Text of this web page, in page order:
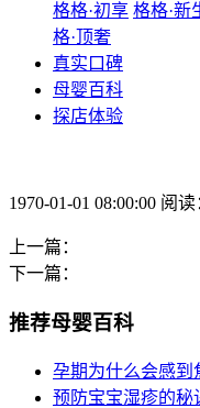
格格·初享 格格·新
格·顶奢
真实口碑
母婴百科
探店体验
1970-01-01 08:00:00 阅
上一篇：
下一篇：
推荐母婴百科
孕期为什么会感到
预防宝宝湿疹的秘